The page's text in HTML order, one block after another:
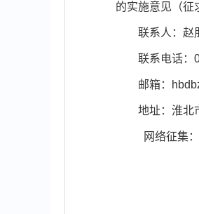
的实施意见（征
联系人：赵
联系电话
邮箱：
地址：淮北
网络征集